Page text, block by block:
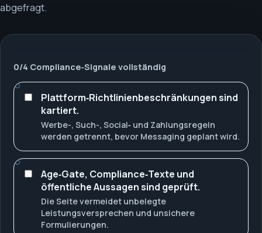
abgefragt.
0/4 Compliance‑Signale vollständig
Plattform‑Richtlinienbeschränkungen sind
kartiert.
Werbe-, Such-, Social‑ und Zahlungsregeln
werden getrennt, bevor Messaging geplant wird.
Age‑Gate, Compliance‑Texte und
öffentliche Aussagen sind geprüft.
Die Seite vermeidet unbelegte
Leistungsversprechen und unsichere
Formulierungen.